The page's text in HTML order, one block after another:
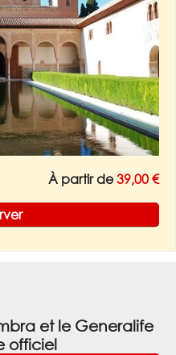
À partir de39,00 €
et le Generalife
officiel